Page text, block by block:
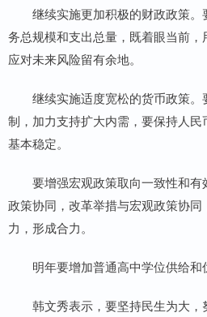
继续实施更加积极的财政政策。
务总规模和支出总量，既着眼当前
应对未来风险留有余地。
继续实施适度宽松的货币政策。
制，加力支持扩大内需，要保持人
基本稳定。
要增强宏观政策取向一致性和有
政策协同，改革举措与宏观政策协
力，形成合力。
明年要增加普通高中学位供给和
韩文秀表示，要坚持民生为大，